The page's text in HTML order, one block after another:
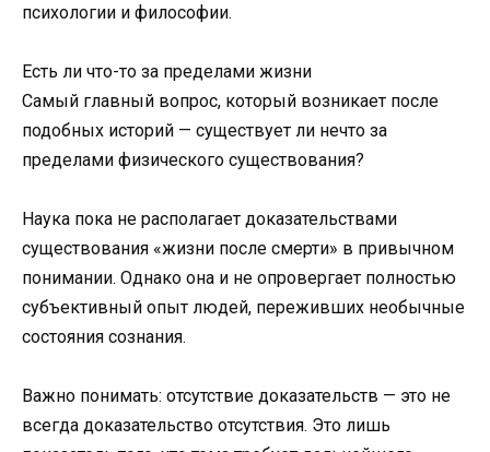
психологии и философии.
Есть ли что-то за пределами жизни
Самый главный вопрос, который возникает после
подобных историй — существует ли нечто за
пределами физического существования?
Наука пока не располагает доказательствами
существования «жизни после смерти» в привычном
понимании. Однако она и не опровергает полностью
субъективный опыт людей, переживших необычные
состояния сознания.
Важно понимать: отсутствие доказательств — это не
всегда доказательство отсутствия. Это лишь